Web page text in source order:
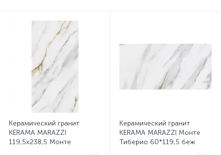
Керамический гранит
KERAMA MARAZZI
119,5х238,5 Монте
Керамический гранит
KERAMA MARAZZI Монте
Тиберио 60*119,5 беж